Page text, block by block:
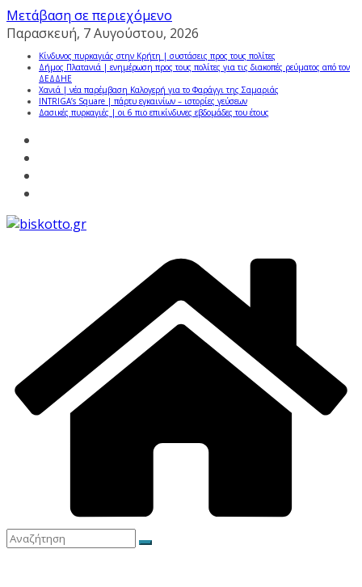
Μετάβαση σε περιεχόμενο
Παρασκευή, 7 Αυγούστου, 2026
Κίνδυνος πυρκαγιάς στην Κρήτη | συστάσεις προς τους πολίτες
Δήμος Πλατανιά | ενημέρωση προς τους πολίτες για τις διακοπές ρεύματος από τον
ΔΕΔΔΗΕ
Χανιά | νέα παρέμβαση Καλογερή για το Φαράγγι της Σαμαριάς
INTRIGA’s Square | πάρτυ εγκαινίων – ιστορίες γεύσεων
Δασικές πυρκαγιές | οι 6 πιο επικίνδυνες εβδομάδες του έτους